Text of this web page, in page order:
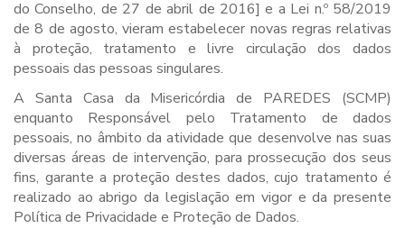
do Conselho, de 27 de abril de 2016] e a Lei n.º 58/2019
de 8 de agosto, vieram estabelecer novas regras relativas
à proteção, tratamento e livre circulação dos dados
pessoais das pessoas singulares.
A Santa Casa da Misericórdia de PAREDES (SCMP)
enquanto Responsável pelo Tratamento de dados
pessoais, no âmbito da atividade que desenvolve nas suas
diversas áreas de intervenção, para prossecução dos seus
fins, garante a proteção destes dados, cujo tratamento é
realizado ao abrigo da legislação em vigor e da presente
Política de Privacidade e Proteção de Dados.